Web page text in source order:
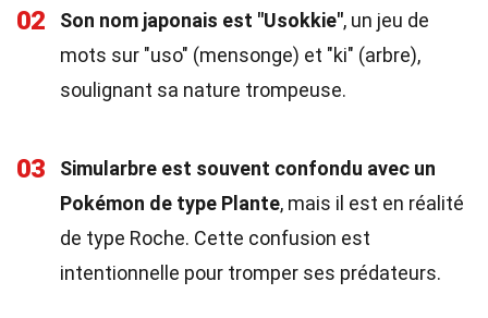
02 Son nom japonais est "Usokkie", un jeu de
mots sur "uso" (mensonge) et "ki" (arbre),
soulignant sa nature trompeuse.
03
Simularbre est souvent confondu avec un
Pokémon de type Plante, mais il est en réalité
de type Roche. Cette confusion est
intentionnelle pour tromper ses prédateurs.